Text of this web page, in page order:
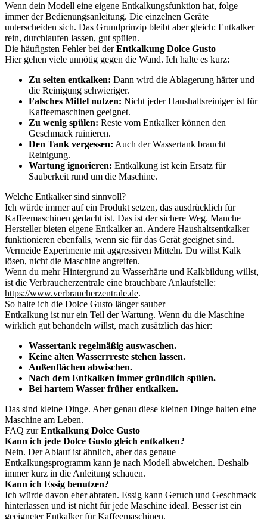
Wenn dein Modell eine eigene Entkalkungsfunktion hat, folge
immer der Bedienungsanleitung. Die einzelnen Geräte
unterscheiden sich. Das Grundprinzip bleibt aber gleich: Entkalker
rein, durchlaufen lassen, gut spülen.
Die häufigsten Fehler bei derEntkalkung Dolce Gusto
Hier gehen viele unnötig gegen die Wand. Ich halte es kurz:
Zu selten entkalken: Dann wird die Ablagerung härter und
die Reinigung schwieriger.
Falsches Mittel nutzen: Nicht jeder Haushaltsreiniger ist für
Kaffeemaschinen geeignet.
Zu wenig spülen: Reste vom Entkalker können den
Geschmack ruinieren.
Den Tank vergessen: Auch der Wassertank braucht
Reinigung.
Wartung ignorieren: Entkalkung ist kein Ersatz für
Sauberkeit rund um die Maschine.
Welche Entkalker sind sinnvoll?
Ich würde immer auf ein Produkt setzen, das ausdrücklich für
Kaffeemaschinen gedacht ist. Das ist der sichere Weg. Manche
Hersteller bieten eigene Entkalker an. Andere Haushaltsentkalker
funktionieren ebenfalls, wenn sie für das Gerät geeignet sind.
Vermeide Experimente mit aggressiven Mitteln. Du willst Kalk
lösen, nicht die Maschine angreifen.
Wenn du mehr Hintergrund zu Wasserhärte und Kalkbildung willst,
ist die Verbraucherzentrale eine brauchbare Anlaufstelle:
https://www.verbraucherzentrale.de.
So halte ich die Dolce Gusto länger sauber
Entkalkung ist nur ein Teil der Wartung. Wenn du die Maschine
wirklich gut behandeln willst, mach zusätzlich das hier:
Wassertank regelmäßig auswaschen.
Keine alten Wasserrreste stehen lassen.
Außenflächen abwischen.
Nach dem Entkalken immer gründlich spülen.
Bei hartem Wasser früher entkalken.
Das sind kleine Dinge. Aber genau diese kleinen Dinge halten eine
Maschine am Leben.
FAQ zurEntkalkung Dolce Gusto
Kann ich jede Dolce Gusto gleich entkalken?
Nein. Der Ablauf ist ähnlich, aber das genaue
Entkalkungsprogramm kann je nach Modell abweichen. Deshalb
immer kurz in die Anleitung schauen.
Kann ich Essig benutzen?
Ich würde davon eher abraten. Essig kann Geruch und Geschmack
hinterlassen und ist nicht für jede Maschine ideal. Besser ist ein
geeigneter Entkalker für Kaffeemaschinen.